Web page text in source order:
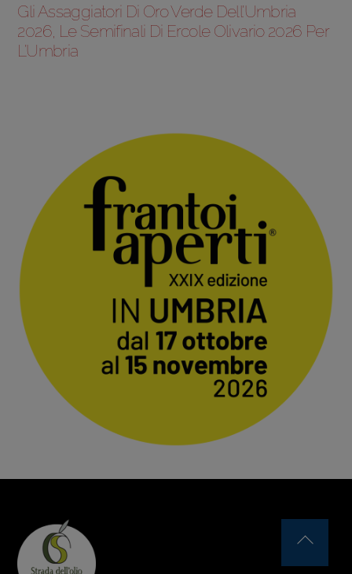
Gli Assaggiatori Di Oro Verde Dell’Umbria
2026, Le Semifinali Di Ercole Olivario 2026 Per
L’Umbria